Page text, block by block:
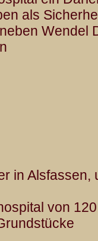
als
Wendel
in Alsfassen,
von